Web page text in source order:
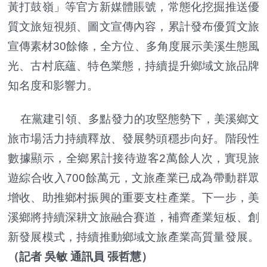
黃打鼓嶺」等官方新媒體賬號，常態化挖掘推送優
質文旅短視頻、圖文宣傳內容，累計發布優質文旅
宣傳素材30餘條，全方位、多角度展示美溪生態風
光、古村底蘊、特色業態，持續提升鄉域文旅品牌
知名度和影響力。
在黨建引領、多點發力的攻堅態勢下，美溪鄉文
旅市場活力持續釋放、發展勢頭穩步向好。階段性
數據顯示，全鄉累計接待遊客2萬餘人次，實現旅
遊綜合收入700餘萬元，文旅產業已成為帶動群眾
增收、助推鄉村振興的重要支柱產業。下一步，美
溪鄉將持續深耕文旅融合賽道，補齊產業短板、創
新發展模式，持續推動鄉域文旅產業高質量發展。
（記者 吳敏 通訊員 張哲慧）